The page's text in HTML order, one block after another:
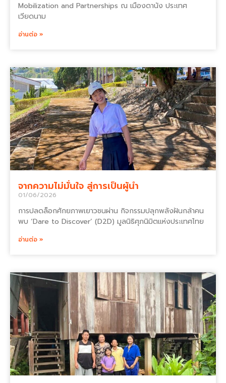
Mobilization and Partnerships ณ เมืองดานัง ประเทศ
เวียดนาม
อ่านต่อ »
จากความไม่มั่นใจ สู่การเป็นผู้นำ
01/06/2026
การปลดล็อกศักยภาพเยาวชนผ่าน กิจกรรมปลุกพลังฝันกล้าคน
พบ ‘Dare to Discover’ (D2D) มูลนิธิศุภนิมิตแห่งประเทศไทย
อ่านต่อ »